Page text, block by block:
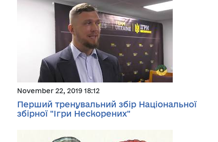
November 22, 2019 18:12
Перший тренувальний збір Національної
збірної "Ігри Нескорених"